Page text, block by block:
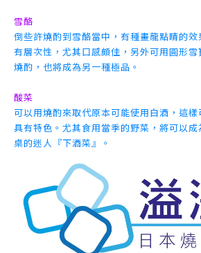
雪酪
倒些許燒酌到雪酪當中，有種畫龍點睛的
有層次性，尤其口感頗佳，另外可用圓形
燒酌，也將成為另一種極品。
酸菜
可以用燒酌來取代原本可能使用白酒，這
具有特色。尤其食用當季的野菜，將可以
桌的迷人『下酒菜』。